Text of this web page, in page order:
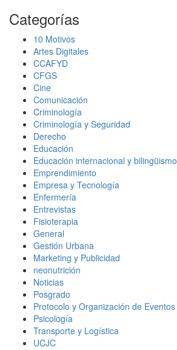
Categorías
10 Motivos
Artes Digitales
CCAFYD
CFGS
Cine
Comunicación
Criminología
Criminología y Seguridad
Derecho
Educación
Educación internacional y bilingüismo
Emprendimiento
Empresa y Tecnología
Enfermería
Entrevistas
Fisioterapia
General
Gestión Urbana
Marketing y Publicidad
neonutrición
Noticias
Posgrado
Protocolo y Organización de Eventos
Psicología
Transporte y Logística
UCJC